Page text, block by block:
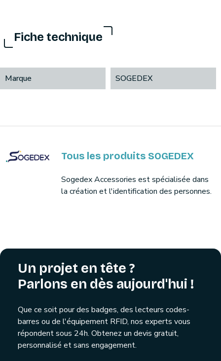
Fiche technique
Marque SOGEDEX
Tous les produits SOGEDEX
Sogedex Accessories est spécialisée dans
la création et l'identification des personnes.
Un projet en tête ?
Parlons en dès aujourd'hui !
Que ce soit pour des badges, des lecteurs codes-
barres ou de l'équipement RFID, nos experts vous
répondent sous 24h. Obtenez un devis gratuit,
personnalisé et sans engagement.